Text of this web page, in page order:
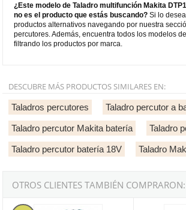
¿Este modelo de Taladro multifunción Makita
no es el producto que estás buscando? Si lo
productos alternativos navegando por nuestra
percutores. Además, encuentra todos los modelos
filtrando los productos por marca.
DESCUBRE MÁS PRODUCTOS SIMILARES EN:
Taladros percutores Taladro percutor a
Taladro percutor Makita batería Taladro
Taladro percutor batería 18V Taladro
OTROS CLIENTES TAMBIÉN COMPRARON:
Taladro percutor Makita DHP453RFE 18V